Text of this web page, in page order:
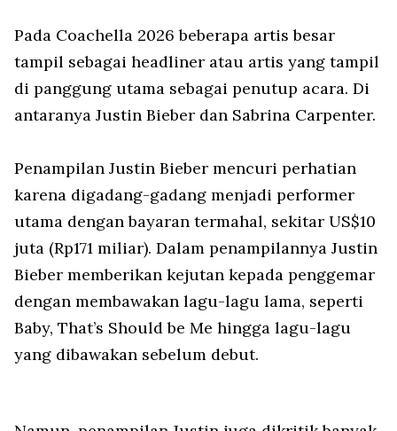
Pada Coachella 2026 beberapa artis besar
tampil sebagai headliner atau artis yang tampil
di panggung utama sebagai penutup acara. Di
antaranya Justin Bieber dan Sabrina Carpenter.
Penampilan Justin Bieber mencuri perhatian
karena digadang-gadang menjadi performer
utama dengan bayaran termahal, sekitar US$10
juta (Rp171 miliar). Dalam penampilannya Justin
Bieber memberikan kejutan kepada penggemar
dengan membawakan lagu-lagu lama, seperti
Baby, That’s Should be Me hingga lagu-lagu
yang dibawakan sebelum debut.